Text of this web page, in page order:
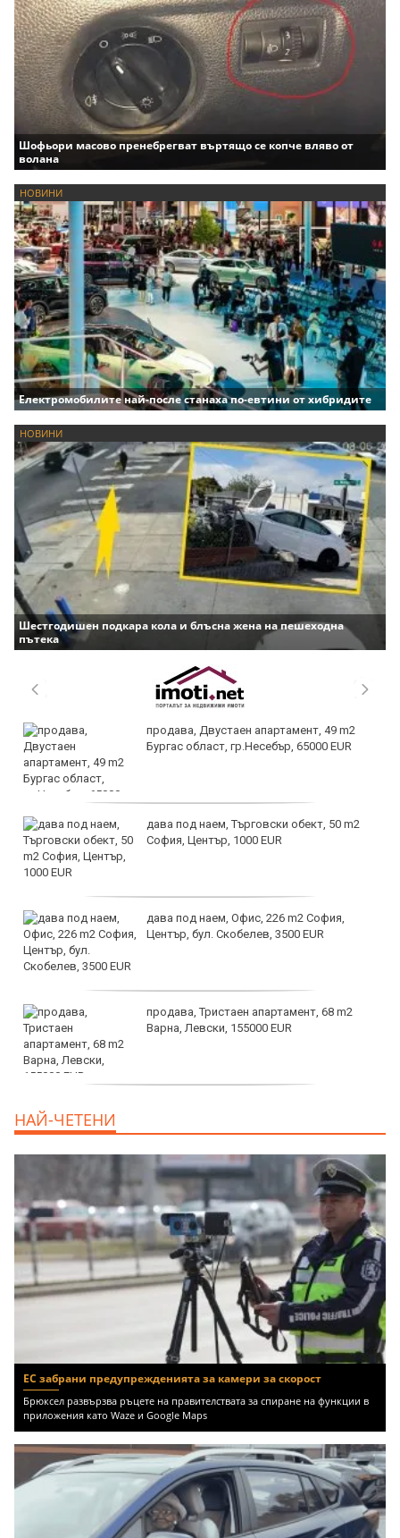
Шофьори масово пренебрегват въртящо се копче вляво от
волана
НОВИНИ
Електромобилите най-после станаха по-евтини от хибридите
НОВИНИ
Шестгодишен подкара кола и блъсна жена на пешеходна
пътека
продава, Двустаен апартамент, 49 m2
Бургас област, гр.Несебър, 65000 EUR
дава под наем, Търговски обект, 50 m2
София, Център, 1000 EUR
дава под наем, Офис, 226 m2 София,
Център, бул. Скобелев, 3500 EUR
продава, Тристаен апартамент, 68 m2
Варна, Левски, 155000 EUR
НАЙ-ЧЕТЕНИ
ЕС забрани предупрежденията за камери за скорост
Брюксел развързва ръцете на правителствата за спиране на функции в
приложения като Waze и Google Maps